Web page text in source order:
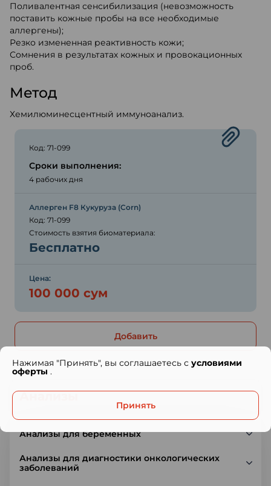
Анализы
Анализы для беременных
Анализы для диагностики онкологических
заболеваний
Поливалентная сенсибилизация (невозможность
поставить кожные пробы на все необходимые
аллергены);
Резко измененная реактивность кожи;
Сомнения в результатах кожных и провокационных
проб.
Метод
Хемилюминесцентный иммуноанализ.
Код: 71-099
Сроки выполнения:
4 рабочих дня
Аллерген F8 Кукуруза (Corn)
Код: 71-099
Стоимость взятия биоматериала:
Бесплатно
Цена:
100 000 сум
Добавить
Нажимая "Принять", вы соглашаетесь с условиями
оферты .
Принять